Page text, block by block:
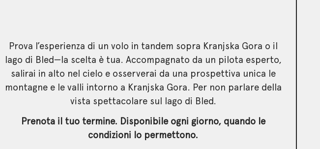
Prova l’esperienza di un volo in tandem sopra Kranjska Gora o il
lago di Bled—la scelta è tua. Accompagnato da un pilota esperto,
salirai in alto nel cielo e osserverai da una prospettiva unica le
montagne e le valli intorno a Kranjska Gora. Per non parlare della
vista spettacolare sul lago di Bled.
Prenota il tuo termine. Disponibile ogni giorno, quando le
condizioni lo permettono.